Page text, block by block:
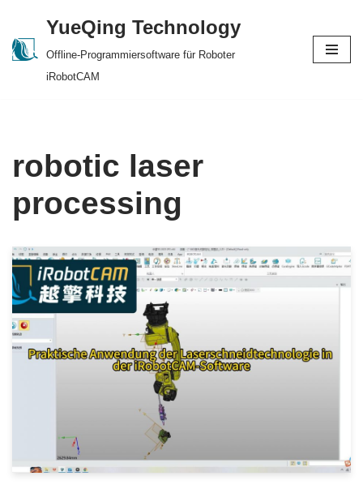
Skip
YueQing Technology
Offline-Programmiersoftware für Roboter
iRobotCAM
robotic laser
processing